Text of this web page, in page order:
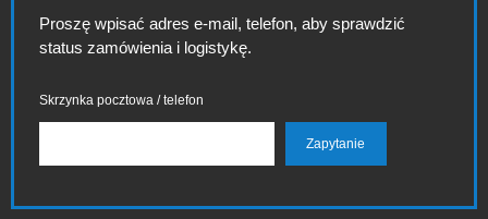
Proszę wpisać adres e-mail, telefon, aby sprawdzić
status zamówienia i logistykę.
Skrzynka pocztowa / telefon